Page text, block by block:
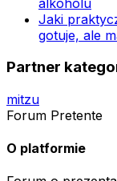
Jaki
gotuje, ale
Partner
mitzu
Forum Pretente
O platformie